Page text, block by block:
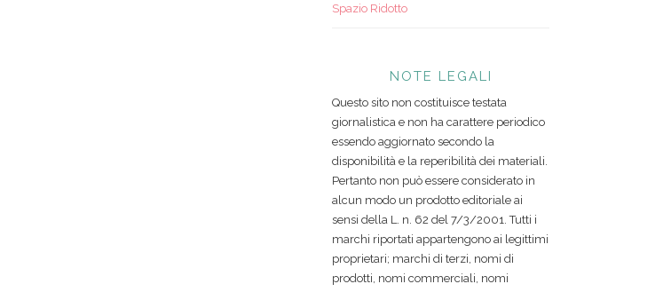
Spazio Ridotto
NOTE LEGALI
Questo sito non costituisce testata
giornalistica e non ha carattere periodico
essendo aggiornato secondo la
disponibilità e la reperibilità dei materiali.
Pertanto non può essere considerato in
alcun modo un prodotto editoriale ai
sensi della L. n. 62 del 7/3/2001. Tutti i
marchi riportati appartengono ai legittimi
proprietari; marchi di terzi, nomi di
prodotti, nomi commerciali, nomi